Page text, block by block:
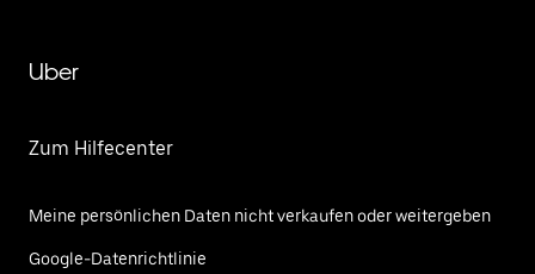
Uber
Zum Hilfecenter
Meine persönlichen Daten nicht verkaufen oder weitergeben
Google-Datenrichtlinie